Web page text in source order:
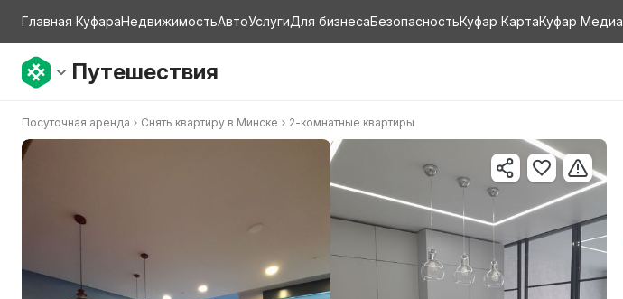
Главная КуфараНедвижимостьАвтоУслугиДля бизнесаБезопасностьКуфар КартаКуфар Медиа
Путешествия
Посуточная аренда Снять квартиру в Минске 2-комнатные квартиры